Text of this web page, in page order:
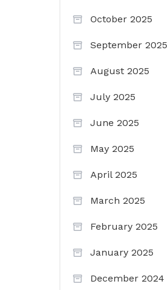
October 2025
September 2025
August 2025
July 2025
June 2025
May 2025
April 2025
March 2025
February 2025
January 2025
December 2024